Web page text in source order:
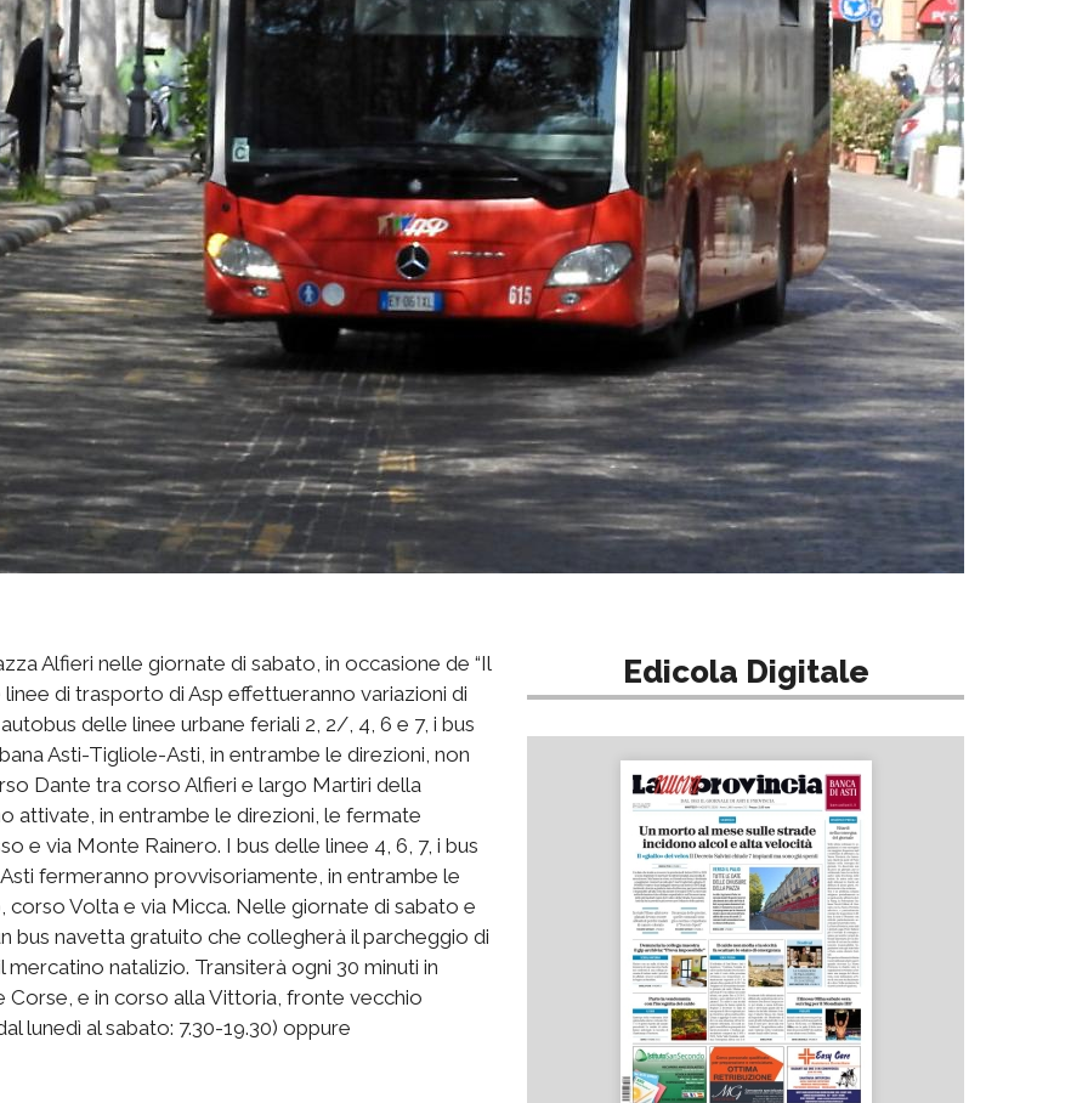
Alfieri nelle giornate di sabato, in occasione de “Il
di trasporto di Asp effettueranno variazioni di
delle linee urbane feriali 2, 2/, 4, 6 e 7, i bus
Asti-Tigliole-Asti, in entrambe le direzioni, non
Dante tra corso Alfieri e largo Martiri della
attivate, in entrambe le direzioni, le fermate
e via Monte Rainero. I bus delle linee 4, 6, 7, i bus
fermeranno provvisoriamente, in entrambe le
corso Volta e via Micca. Nelle giornate di sabato e
bus navetta gratuito che collegherà il parcheggio di
natalizio. Transiterà ogni 30 minuti in
Corse, e in corso alla Vittoria, fronte vecchio
lunedì al sabato: 7.30-19.30) oppure
Edicola Digitale